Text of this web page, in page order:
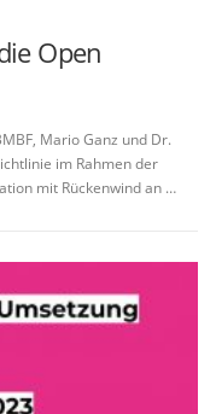
Open
Mario Ganz und Dr.
im Rahmen der
mit Rückenwind an …